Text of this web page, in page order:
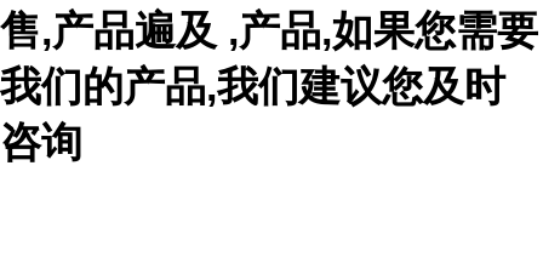
售,产品遍及 ,产品,如果您需要
我们的产品,我们建议您及时
咨询